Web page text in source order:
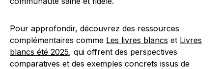
Pour approfondir, découvrez des ressources
complémentaires comme Les livres blancs et Livres
blancs été 2025, qui offrent des perspectives
comparatives et des exemples concrets issus de